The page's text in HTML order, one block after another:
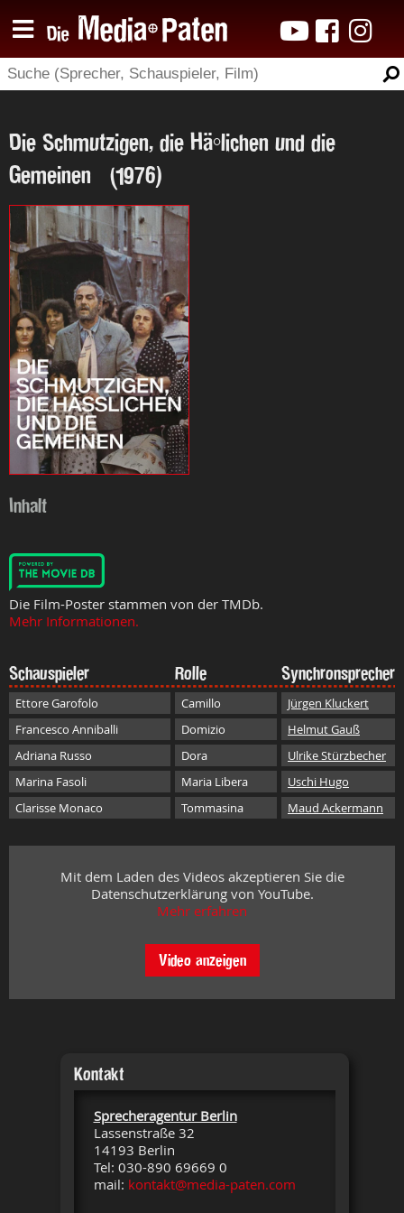
Die Schmutzigen, die Häßlichen und die
Gemeinen (1976)
Inhalt
Die Film-Poster stammen von der TMDb.
Mehr Informationen.
Schauspieler Rolle Synchronsprecher
Ettore Garofolo Camillo
Jürgen Kluckert
Francesco Anniballi
Domizio
Helmut Gauß
Adriana Russo
Dora
Ulrike Stürzbecher
Marina Fasoli
Maria Libera
Uschi Hugo
Clarisse Monaco
Tommasina Maud Ackermann
Mit dem Laden des Videos akzeptieren Sie die
Datenschutzerklärung von YouTube.
Mehr erfahren
Video anzeigen
Kontakt
Sprecheragentur Berlin
Lassenstraße 32
14193 Berlin
Tel: 030-890 69669 0
mail: kontakt@media-paten.com